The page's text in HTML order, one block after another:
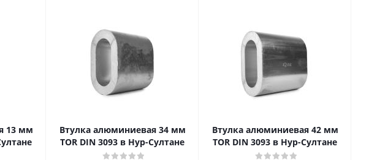
13 мм
Втулка алюминиевая 34 мм
TOR DIN 3093 в Нур-Султане
Втулка алюминиевая 42 мм
TOR DIN 3093 в Нур-Султане